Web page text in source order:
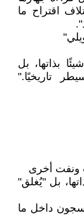
اقتراح ما
بذاتها، بل
تاريخيًا."
بل "يُغلق"
مسجون داخل ما